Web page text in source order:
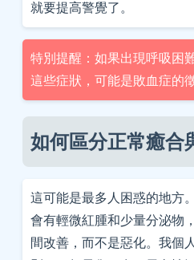
就要提高警覺了。
特別提醒：如果出現呼吸困
這些症狀，可能是敗血症的
如何區分正常癒合
這可能是最多人困惑的地方
會有輕微紅腫和少量分泌物
間改善，而不是惡化。我個